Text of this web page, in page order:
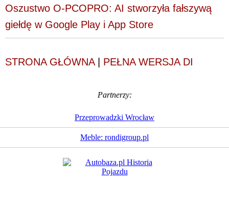
Oszustwo O-PCOPRO: AI stworzyła fałszywą
giełdę w Google Play i App Store
STRONA GŁÓWNA| PEŁNA WERSJA DI
Partnerzy:
Przeprowadzki Wrocław
Meble: rondigroup.pl